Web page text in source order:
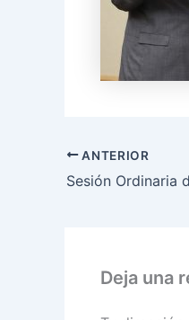
ANTERIOR
Deja una